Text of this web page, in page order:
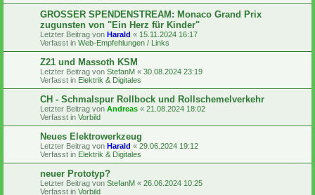
GROSSER SPENDENSTREAM: Monaco Grand Prix
zugunsten von "Ein Herz für Kinder"
Letzter Beitrag von Harald « 15.11.2024 16:17
Verfasst in Web-Empfehlungen / Links
Z21 und Massoth KSM
Letzter Beitrag von StefanM « 30.08.2024 23:19
Verfasst in Elektrik & Digitales
CH - Schmalspur Rollbock und Rollschemelverkehr
Letzter Beitrag von Andreas « 21.08.2024 18:02
Verfasst in Vorbild
Neues Elektrowerkzeug
Letzter Beitrag von Harald « 29.06.2024 19:12
Verfasst in Elektrik & Digitales
neuer Prototyp?
Letzter Beitrag von StefanM « 26.06.2024 10:25
Verfasst in Vorbild